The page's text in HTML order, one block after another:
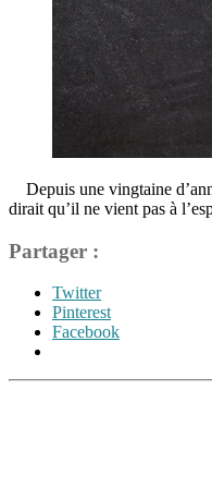
Depuis une vingtaine
dirait qu’il ne vient pas à
Partager :
Twitter
Pinterest
Facebook
Étiquettes